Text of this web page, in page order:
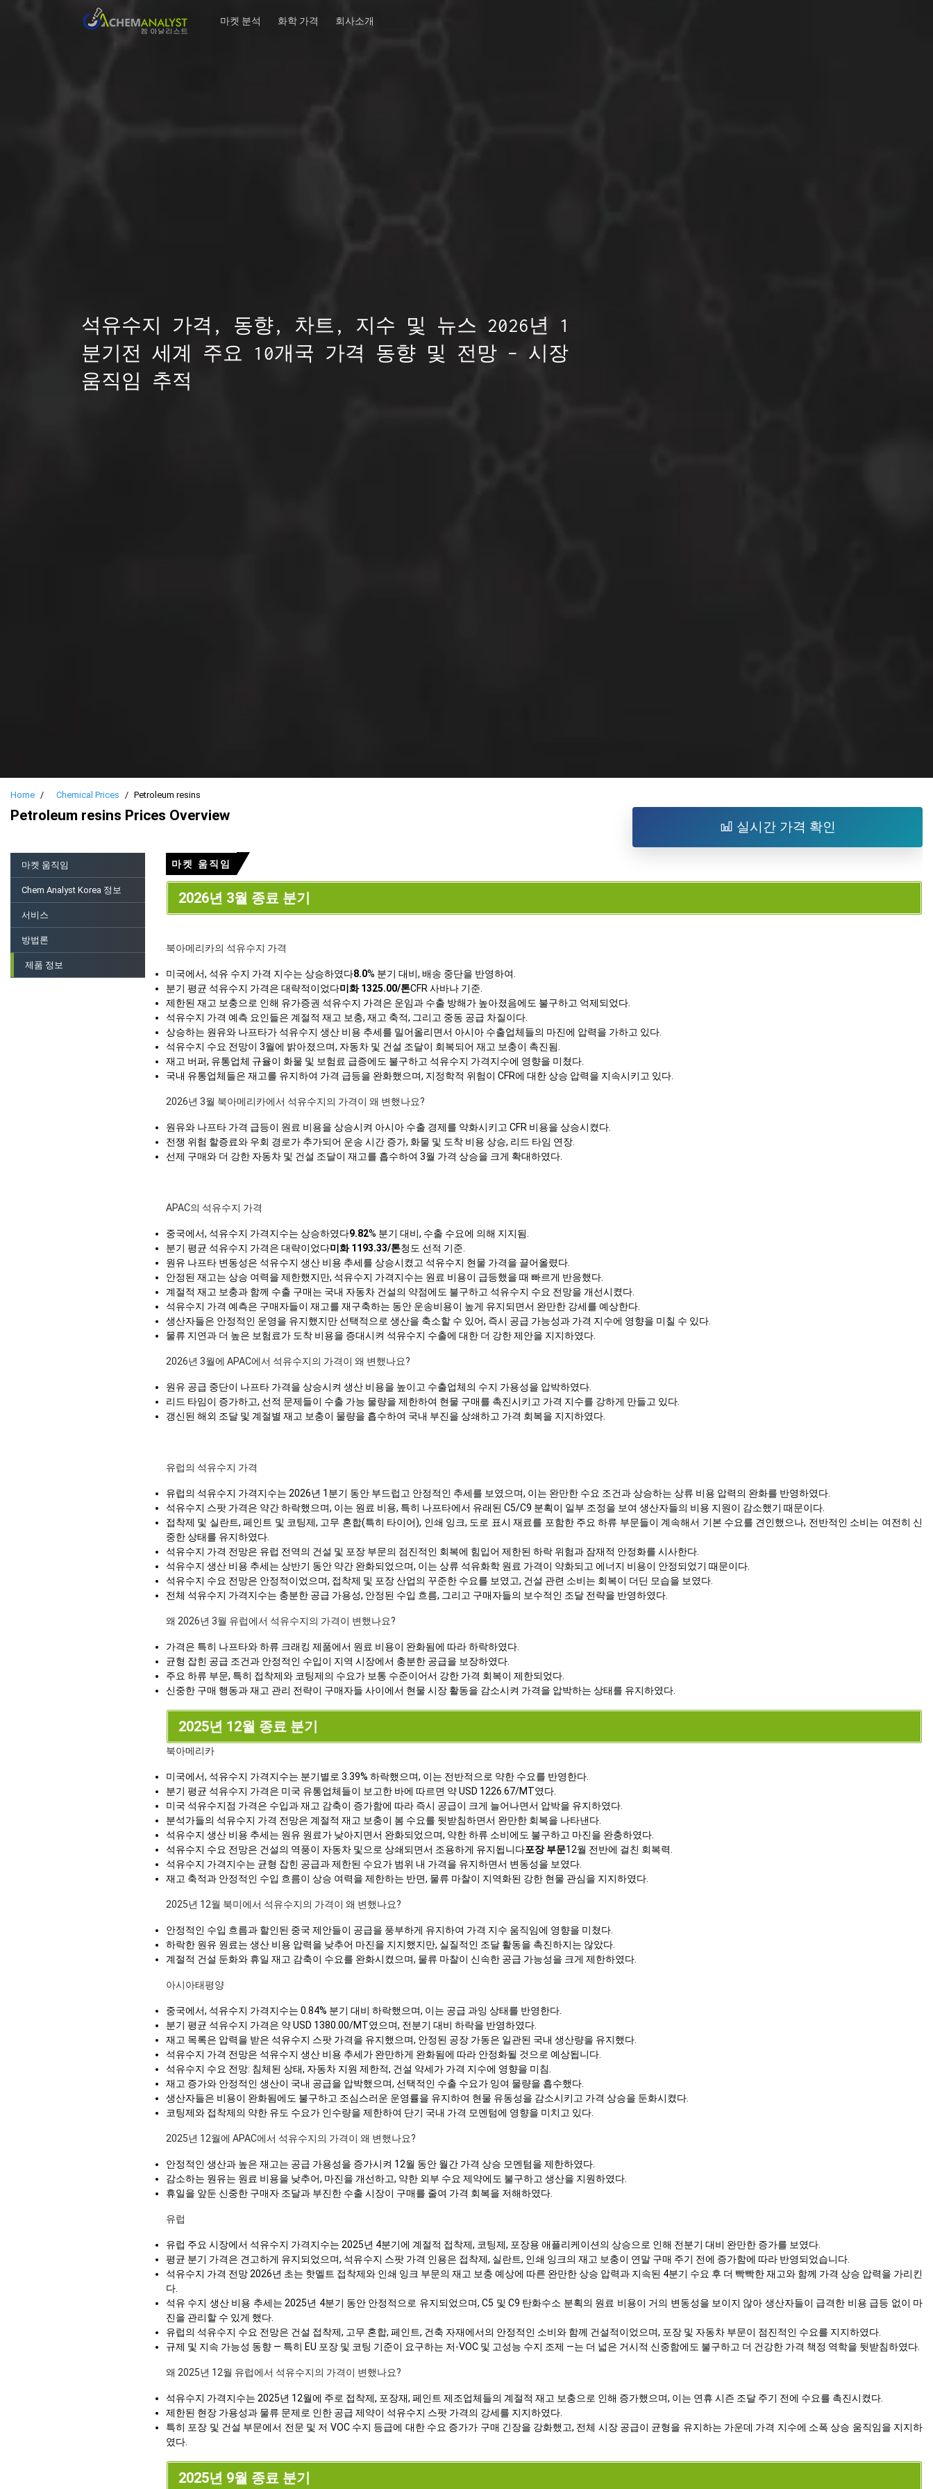
마켓 분석 화학 가격 회사소개
석유수지 가격, 동향, 차트, 지수 및 뉴스 2026년 1
분기전 세계 주요 10개국 가격 동향 및 전망 – 시장
움직임 추적
Home Chemical Prices Petroleum resins
Petroleum resins Prices Overview
실시간 가격 확인
마켓 움직임
Chem Analyst Korea 정보
서비스
방법론
제품 정보
마켓 움직임
2026년 3월 종료 분기
북아메리카의 석유수지 가격
미국에서, 석유 수지 가격 지수는 상승하였다8.0% 분기 대비, 배송 중단을 반영하여.
분기 평균 석유수지 가격은 대략적이었다미화 1325.00/톤CFR 사바나 기준.
제한된 재고 보충으로 인해 유가증권 석유수지 가격은 운임과 수출 방해가 높아졌음에도 불구하고 억제되었다.
석유수지 가격 예측 요인들은 계절적 재고 보충, 재고 축적, 그리고 중동 공급 차질이다.
상승하는 원유와 나프타가 석유수지 생산 비용 추세를 밀어올리면서 아시아 수출업체들의 마진에 압력을 가하고 있다.
석유수지 수요 전망이 3월에 밝아졌으며, 자동차 및 건설 조달이 회복되어 재고 보충이 촉진됨.
재고 버퍼, 유통업체 규율이 화물 및 보험료 급증에도 불구하고 석유수지 가격지수에 영향을 미쳤다.
국내 유통업체들은 재고를 유지하여 가격 급등을 완화했으며, 지정학적 위험이 CFR에 대한 상승 압력을 지속시키고 있다.
2026년 3월 북아메리카에서 석유수지의 가격이 왜 변했나요?
원유와 나프타 가격 급등이 원료 비용을 상승시켜 아시아 수출 경제를 약화시키고 CFR 비용을 상승시켰다.
전쟁 위험 할증료와 우회 경로가 추가되어 운송 시간 증가, 화물 및 도착 비용 상승, 리드 타임 연장.
선제 구매와 더 강한 자동차 및 건설 조달이 재고를 흡수하여 3월 가격 상승을 크게 확대하였다.
APAC의 석유수지 가격
중국에서, 석유수지 가격지수는 상승하였다9.82% 분기 대비, 수출 수요에 의해 지지됨.
분기 평균 석유수지 가격은 대략이었다미화 1193.33/톤청도 선적 기준.
원유 나프타 변동성은 석유수지 생산 비용 추세를 상승시켰고 석유수지 현물 가격을 끌어올렸다.
안정된 재고는 상승 여력을 제한했지만, 석유수지 가격지수는 원료 비용이 급등했을 때 빠르게 반응했다.
계절적 재고 보충과 함께 수출 구매는 국내 자동차 건설의 약점에도 불구하고 석유수지 수요 전망을 개선시켰다.
석유수지 가격 예측은 구매자들이 재고를 재구축하는 동안 운송비용이 높게 유지되면서 완만한 강세를 예상한다.
생산자들은 안정적인 운영을 유지했지만 선택적으로 생산을 축소할 수 있어, 즉시 공급 가능성과 가격 지수에 영향을 미칠 수 있다.
물류 지연과 더 높은 보험료가 도착 비용을 증대시켜 석유수지 수출에 대한 더 강한 제안을 지지하였다.
2026년 3월에 APAC에서 석유수지의 가격이 왜 변했나요?
원유 공급 중단이 나프타 가격을 상승시켜 생산 비용을 높이고 수출업체의 수지 가용성을 압박하였다.
리드 타임이 증가하고, 선적 문제들이 수출 가능 물량을 제한하여 현물 구매를 촉진시키고 가격 지수를 강하게 만들고 있다.
갱신된 해외 조달 및 계절별 재고 보충이 물량을 흡수하여 국내 부진을 상쇄하고 가격 회복을 지지하였다.
유럽의 석유수지 가격
유럽의 석유수지 가격지수는 2026년 1분기 동안 부드럽고 안정적인 추세를 보였으며, 이는 완만한 수요 조건과 상승하는 상류 비용 압력의 완화를 반영하였다.
석유수지 스팟 가격은 약간 하락했으며, 이는 원료 비용, 특히 나프타에서 유래된 C5/C9 분획이 일부 조정을 보여 생산자들의 비용 지원이 감소했기 때문이다.
접착제 및 실란트, 페인트 및 코팅제, 고무 혼합(특히 타이어), 인쇄 잉크, 도로 표시 재료를 포함한 주요 하류 부문들이 계속해서 기본 수요를 견인했으나, 전반적인 소비는 여전히 신
중한 상태를 유지하였다.
석유수지 가격 전망은 유럽 전역의 건설 및 포장 부문의 점진적인 회복에 힘입어 제한된 하락 위험과 잠재적 안정화를 시사한다.
석유수지 생산 비용 추세는 상반기 동안 약간 완화되었으며, 이는 상류 석유화학 원료 가격이 약화되고 에너지 비용이 안정되었기 때문이다.
석유수지 수요 전망은 안정적이었으며, 접착제 및 포장 산업의 꾸준한 수요를 보였고, 건설 관련 소비는 회복이 더딘 모습을 보였다.
전체 석유수지 가격지수는 충분한 공급 가용성, 안정된 수입 흐름, 그리고 구매자들의 보수적인 조달 전략을 반영하였다.
왜 2026년 3월 유럽에서 석유수지의 가격이 변했나요?
가격은 특히 나프타와 하류 크래킹 제품에서 원료 비용이 완화됨에 따라 하락하였다.
균형 잡힌 공급 조건과 안정적인 수입이 지역 시장에서 충분한 공급을 보장하였다.
주요 하류 부문, 특히 접착제와 코팅제의 수요가 보통 수준이어서 강한 가격 회복이 제한되었다.
신중한 구매 행동과 재고 관리 전략이 구매자들 사이에서 현물 시장 활동을 감소시켜 가격을 압박하는 상태를 유지하였다.
2025년 12월 종료 분기
북아메리카
미국에서, 석유수지 가격지수는 분기별로 3.39% 하락했으며, 이는 전반적으로 약한 수요를 반영한다.
분기 평균 석유수지 가격은 미국 유통업체들이 보고한 바에 따르면 약 USD 1226.67/MT였다.
미국 석유수지점 가격은 수입과 재고 감축이 증가함에 따라 즉시 공급이 크게 늘어나면서 압박을 유지하였다.
분석가들의 석유수지 가격 전망은 계절적 재고 보충이 봄 수요를 뒷받침하면서 완만한 회복을 나타낸다.
석유수지 생산 비용 추세는 원유 원료가 낮아지면서 완화되었으며, 약한 하류 소비에도 불구하고 마진을 완충하였다.
석유수지 수요 전망은 건설의 역풍이 자동차 및으로 상쇄되면서 조용하게 유지됩니다포장 부문12월 전반에 걸친 회복력.
석유수지 가격지수는 균형 잡힌 공급과 제한된 수요가 범위 내 가격을 유지하면서 변동성을 보였다.
재고 축적과 안정적인 수입 흐름이 상승 여력을 제한하는 반면, 물류 마찰이 지역화된 강한 현물 관심을 지지하였다.
2025년 12월 북미에서 석유수지의 가격이 왜 변했나요?
안정적인 수입 흐름과 할인된 중국 제안들이 공급을 풍부하게 유지하여 가격 지수 움직임에 영향을 미쳤다.
하락한 원유 원료는 생산 비용 압력을 낮추어 마진을 지지했지만, 실질적인 조달 활동을 촉진하지는 않았다.
계절적 건설 둔화와 휴일 재고 감축이 수요를 완화시켰으며, 물류 마찰이 신속한 공급 가능성을 크게 제한하였다.
아시아태평양
중국에서, 석유수지 가격지수는 0.84% 분기 대비 하락했으며, 이는 공급 과잉 상태를 반영한다.
분기 평균 석유수지 가격은 약 USD 1380.00/MT였으며, 전분기 대비 하락을 반영하였다.
재고 목록은 압력을 받은 석유수지 스팟 가격을 유지했으며, 안정된 공장 가동은 일관된 국내 생산량을 유지했다.
석유수지 가격 전망은 석유수지 생산 비용 추세가 완만하게 완화됨에 따라 안정화될 것으로 예상됩니다.
석유수지 수요 전망: 침체된 상태, 자동차 지원 제한적, 건설 약세가 가격 지수에 영향을 미침.
재고 증가와 안정적인 생산이 국내 공급을 압박했으며, 선택적인 수출 수요가 잉여 물량을 흡수했다.
생산자들은 비용이 완화됨에도 불구하고 조심스러운 운영률을 유지하여 현물 유동성을 감소시키고 가격 상승을 둔화시켰다.
코팅제와 접착제의 약한 유도 수요가 인수량을 제한하여 단기 국내 가격 모멘텀에 영향을 미치고 있다.
2025년 12월에 APAC에서 석유수지의 가격이 왜 변했나요?
안정적인 생산과 높은 재고는 공급 가용성을 증가시켜 12월 동안 월간 가격 상승 모멘텀을 제한하였다.
감소하는 원유는 원료 비용을 낮추어, 마진을 개선하고, 약한 외부 수요 제약에도 불구하고 생산을 지원하였다.
휴일을 앞둔 신중한 구매자 조달과 부진한 수출 시장이 구매를 줄여 가격 회복을 저해하였다.
유럽
유럽 주요 시장에서 석유수지 가격지수는 2025년 4분기에 계절적 접착제, 코팅제, 포장용 애플리케이션의 상승으로 인해 전분기 대비 완만한 증가를 보였다.
평균 분기 가격은 견고하게 유지되었으며, 석유수지 스팟 가격 인용은 접착제, 실란트, 인쇄 잉크의 재고 보충이 연말 구매 주기 전에 증가함에 따라 반영되었습니다.
석유수지 가격 전망 2026년 초는 핫멜트 접착제와 인쇄 잉크 부문의 재고 보충 예상에 따른 완만한 상승 압력과 지속된 4분기 수요 후 더 빡빡한 재고와 함께 가격 상승 압력을 가리킨
다.
석유 수지 생산 비용 추세는 2025년 4분기 동안 안정적으로 유지되었으며, C5 및 C9 탄화수소 분획의 원료 비용이 거의 변동성을 보이지 않아 생산자들이 급격한 비용 급등 없이 마
진을 관리할 수 있게 했다.
유럽의 석유수지 수요 전망은 건설 접착제, 고무 혼합, 페인트, 건축 자재에서의 안정적인 소비와 함께 건설적이었으며, 포장 및 자동차 부문이 점진적인 수요를 지지하였다.
규제 및 지속 가능성 동향 — 특히 EU 포장 및 코팅 기준이 요구하는 저-VOC 및 고성능 수지 조제 —는 더 넓은 거시적 신중함에도 불구하고 더 건강한 가격 책정 역학을 뒷받침하였다.
왜 2025년 12월 유럽에서 석유수지의 가격이 변했나요?
석유수지 가격지수는 2025년 12월에 주로 접착제, 포장재, 페인트 제조업체들의 계절적 재고 보충으로 인해 증가했으며, 이는 연휴 시즌 조달 주기 전에 수요를 촉진시켰다.
제한된 현장 가용성과 물류 문제로 인한 공급 제약이 석유수지 스팟 가격의 강세를 지지하였다.
특히 포장 및 건설 부문에서 전문 및 저 VOC 수지 등급에 대한 수요 증가가 구매 긴장을 강화했고, 전체 시장 공급이 균형을 유지하는 가운데 가격 지수에 소폭 상승 움직임을 지지하
였다.
2025년 9월 종료 분기